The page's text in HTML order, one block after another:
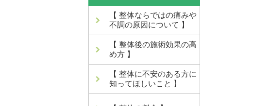
【 整体ならではの痛みや
不調の原因について 】
【 整体後の施術効果の高
め方 】
【 整体に不安のある方に
知ってほしいこと 】